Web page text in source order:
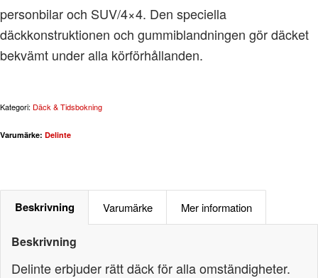
personbilar och SUV/4×4. Den speciella
däckkonstruktionen och gummiblandningen gör däcket
bekvämt under alla körförhållanden.
Kategori: Däck & Tidsbokning
Varumärke: Delinte
Beskrivning Varumärke Mer information
Beskrivning
Delinte erbjuder rätt däck för alla omständigheter.